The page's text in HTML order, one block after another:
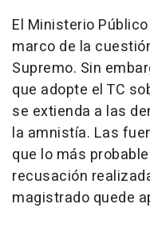
El Ministerio
marco de la
Supremo. Sin
que adopte el TC
se extienda a las
la amnistía. Las
que lo más
recusación
magistrado quede